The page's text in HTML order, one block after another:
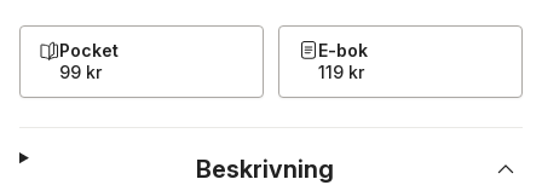
Pocket
99 kr
E-bok
119 kr
Beskrivning